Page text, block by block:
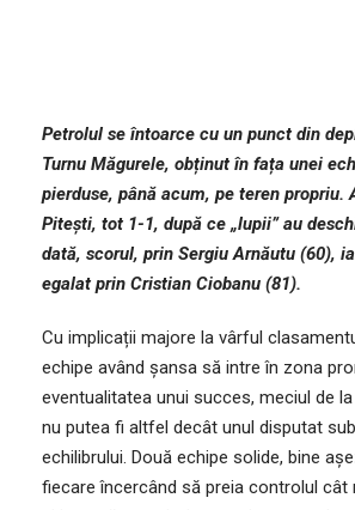
Petrolul se întoarce cu un punct din
Turnu Măgurele, obținut în fața unei
pierduse, până acum, pe teren propriu.
Pitești, tot 1-1, după ce „lupii” au
dată, scorul, prin Sergiu Arnăutu (60),
egalat prin Cristian Ciobanu (81).
Cu implicații majore la vârful
echipe având șansa să intre în zona
eventualitatea unui succes, meciul de
nu putea fi altfel decât unul disputat
echilibrului. Două echipe solide, bine
fiecare încercând să preia controlul cât